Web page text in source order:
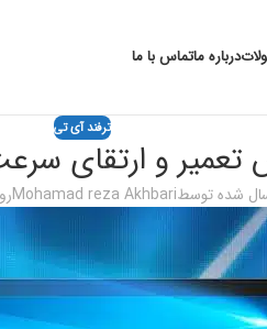
درباره ماتماس با ما
ترفند آی تی
و ارتقای سرعت
شده توسطMohamad reza Akhbari